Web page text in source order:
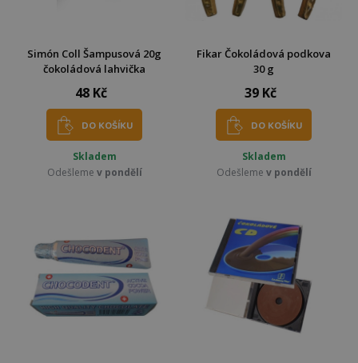
Simón Coll Šampusová 20g
čokoládová lahvička
48 Kč
DO KOŠÍKU
Skladem
Odešleme v pondělí
Fikar Čokoládová podkova
30 g
39 Kč
DO KOŠÍKU
Skladem
Odešleme v pondělí